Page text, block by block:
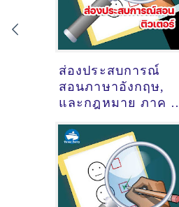
ส่องประสบการณ์
สอนภาษาอังกฤษ,
และกฎหมาย ภาค ก
สำนักงานปลัด
กระทรวง
สาธารณสุข) ของ
ติวเตอร์ ครูพี่ธิป นาย
ธิบดิ์ เซซัง